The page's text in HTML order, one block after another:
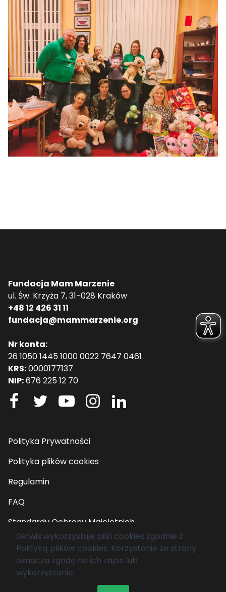
Fundacja Mam Marzenie
ul. Św. Krzyża 7, 31-028 Kraków
+48 12 426 31 11
fundacja@mammarzenie.org
Nr konta:
26 1050 1445 1000 0022 7647 0461
KRS:0000177137
NIP:676 225 12 70
Polityka Prywatności
Polityka plików cookies
Regulamin
FAQ
Standardy Ochrony Małoletnich
© 2026 Fundacja Mam Marzenie. Wszelkie prawa
zastrzeżone.
Serwis wykorzystuje pliki cookies zgodnie z
Polityką plików cookies. Korzystanie ze strony
oznacza zgodę na ich zapis lub
wykorzystanie.